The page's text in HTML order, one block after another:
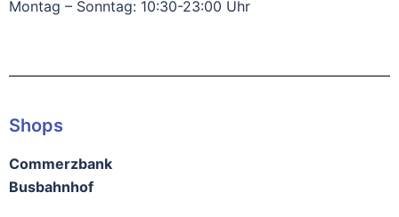
Montag – Sonntag: 10:30-23:00 Uhr
Shops
Commerzbank
Busbahnhof